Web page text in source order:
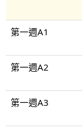
第一週A1
第一週A2
第一週A3